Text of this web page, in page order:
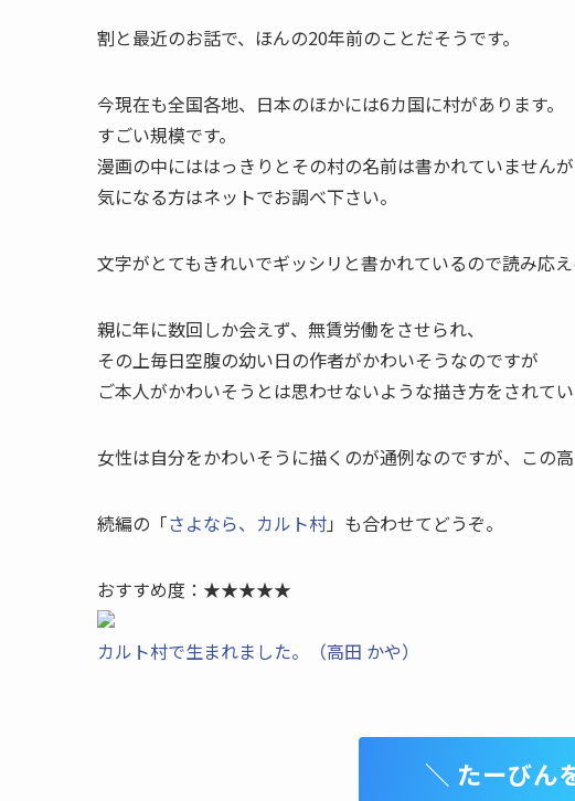
割と最近のお話で、ほんの20年前のことだそうです。
今現在も全国各地、日本のほかには6カ国に村があります。
すごい規模です。
漫画の中にははっきりとその村の名前は書かれていません
気になる方はネットでお調べ下さい。
文字がとてもきれいでギッシリと書かれているので読み応え
親に年に数回しか会えず、無賃労働をさせられ、
その上毎日空腹の幼い日の作者がかわいそうなのですが
ご本人がかわいそうとは思わせないような描き方をされてい
女性は自分をかわいそうに描くのが通例なのですが、この高
続編の「さよなら、カルト村」も合わせてどうぞ。
おすすめ度：★★★★★
カルト村で生まれました。（高田 かや）
＼ たーびん